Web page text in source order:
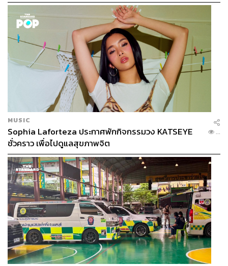
MUSIC
Sophia Laforteza ประกาศพักกิจกรรมวง KATSEYE
ชั่วคราว เพื่อไปดูแลสุขภาพจิต
...